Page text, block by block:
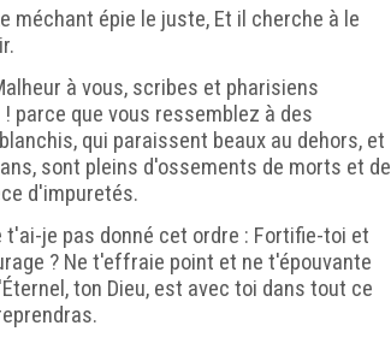
méchant épie le juste, Et il cherche à le
à vous, scribes et pharisiens
parce que vous ressemblez à des
qui paraissent beaux au dehors, et
sont pleins d'ossements de morts et de
d'impuretés.
t'ai-je pas donné cet ordre : Fortifie-toi et
? Ne t'effraie point et ne t'épouvante
ton Dieu, est avec toi dans tout ce